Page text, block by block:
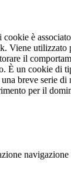
cookie è
Viene utilizzato
il
È un cookie di
breve serie di
per il
navigazione